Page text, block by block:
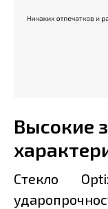
Высокие
Стекло